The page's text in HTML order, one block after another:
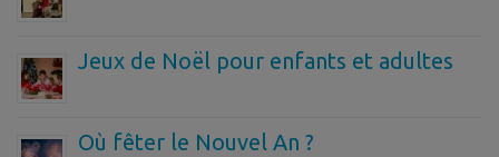
Jeux de Noël pour enfants et adultes
Où fêter le Nouvel An ?